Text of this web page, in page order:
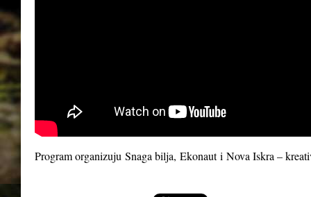
Program organizuju Snaga bilja, Ekonauti Nova Iskra –